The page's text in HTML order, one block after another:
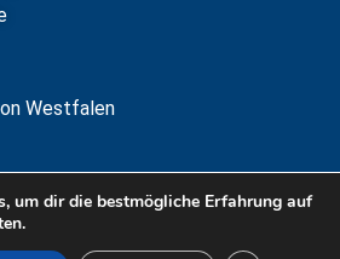
Westfalen
um dir die bestmögliche Erfahrung auf